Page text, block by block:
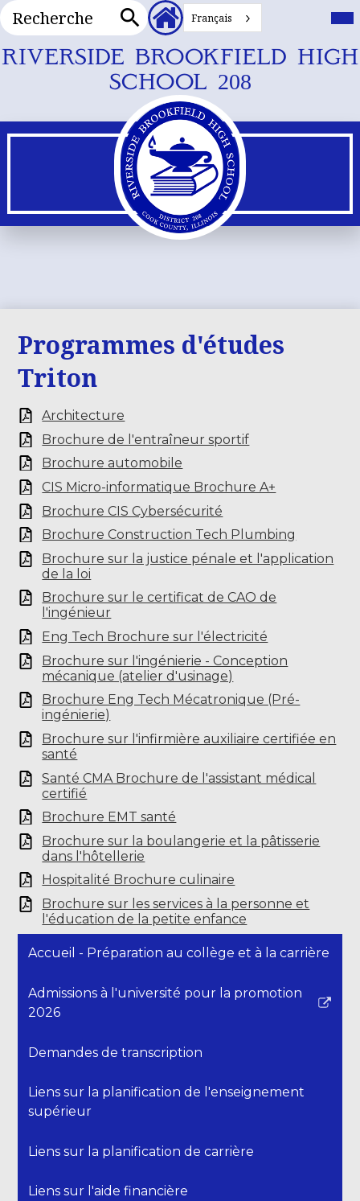
Skip
to
main
content
RIVERSIDE BROOKFIELD HIGH
SCHOOL 208
Recherche
En-
tête
secondaires
Français
Programmes d'études
Triton
Architecture
Brochure de l'entraîneur sportif
Brochure automobile
CIS Micro-informatique Brochure A+
Brochure CIS Cybersécurité
Brochure Construction Tech Plumbing
Brochure sur la justice pénale et l'application
de la loi
Brochure sur le certificat de CAO de
l'ingénieur
Eng Tech Brochure sur l'électricité
Brochure sur l'ingénierie - Conception
mécanique (atelier d'usinage)
Brochure Eng Tech Mécatronique (Pré-
ingénierie)
Brochure sur l'infirmière auxiliaire certifiée en
santé
Santé CMA Brochure de l'assistant médical
certifié
Brochure EMT santé
Brochure sur la boulangerie et la pâtisserie
dans l'hôtellerie
Hospitalité Brochure culinaire
Brochure sur les services à la personne et
l'éducation de la petite enfance
Accueil - Préparation au collège et à la carrière
Admissions à l'université pour la promotion
2026
Le
s'ouvre
une
nouvelle
Demandes de transcription
Liens sur la planification de l'enseignement
supérieur
Liens sur la planification de carrière
Liens sur l'aide financière